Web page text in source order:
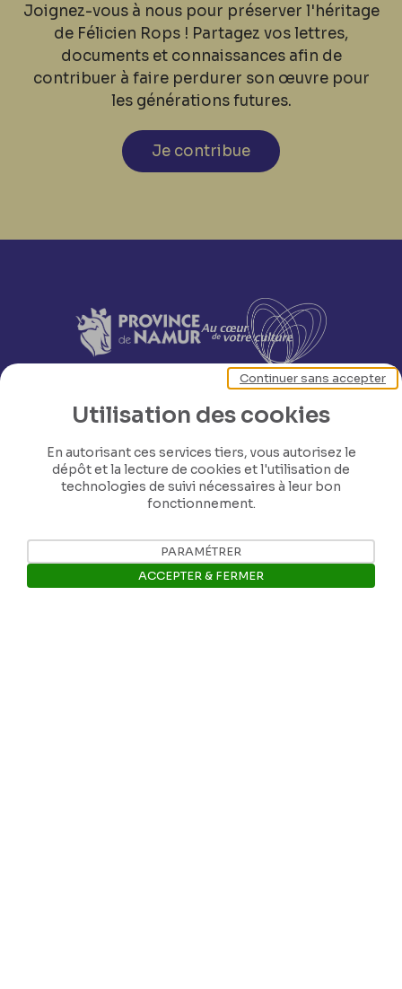
Joignez-vous à nous pour préserver l'héritage
de Félicien Rops ! Partagez vos lettres,
documents et connaissances afin de
contribuer à faire perdurer son œuvre pour
les générations futures.
Je contribue
Nos coordonnées
Utilisation des cookies
En autorisant ces services tiers, vous autorisez le
dépôt et la lecture de cookies et l'utilisation de
technologies de suivi nécessaires à leur bon
fonctionnement.
Continuer sans accepter
PARAMÉTRER
ACCEPTER & FERMER